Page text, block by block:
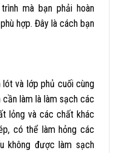
mà bạn phải hoàn
hợp. Đây là cách bạn
và lớp phủ cuối cùng
làm là làm sạch các
lỏng và các chất khác
có thể làm hỏng các
không được làm sạch